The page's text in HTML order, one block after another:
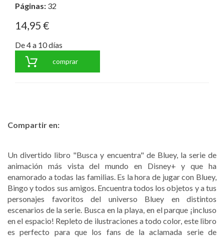
Páginas: 32
14,95 €
De 4 a 10 días
comprar
Compartir en:
Un divertido libro "Busca y encuentra" de Bluey, la serie de
animación más vista del mundo en Disney+ y que ha
enamorado a todas las familias. Es la hora de jugar con Bluey,
Bingo y todos sus amigos. Encuentra todos los objetos y a tus
personajes favoritos del universo Bluey en distintos
escenarios de la serie. Busca en la playa, en el parque ¡incluso
en el espacio! Repleto de ilustraciones a todo color, este libro
es perfecto para que los fans de la aclamada serie de